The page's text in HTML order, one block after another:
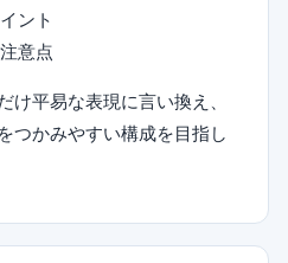
ント
意点
け平易な表現に言い換え、
つかみやすい構成を目指し